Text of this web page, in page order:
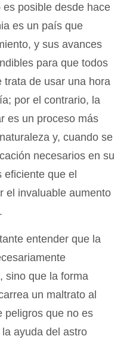
es posible desde hace
es un país que
y sus avances
para que todos
trata de usar una hora
por el contrario, la
es un proceso más
y, cuando se
necesarios en su
que el
el invaluable aumento
.
entender que la
sino que la forma
un maltrato al
peligros que no es
ayuda del astro